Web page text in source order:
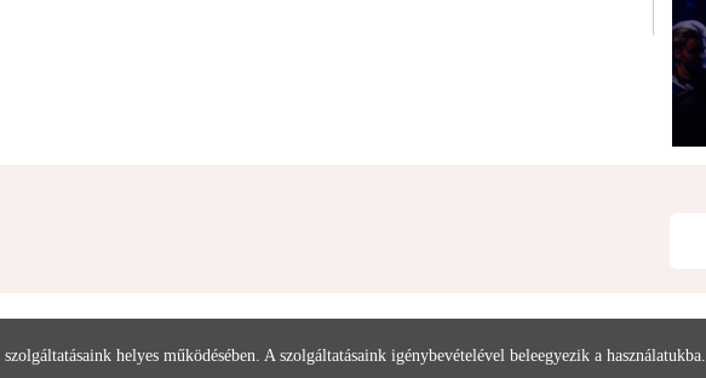
helyes működésében. A szolgáltatásaink igénybevételével beleegyezik a használatukba.